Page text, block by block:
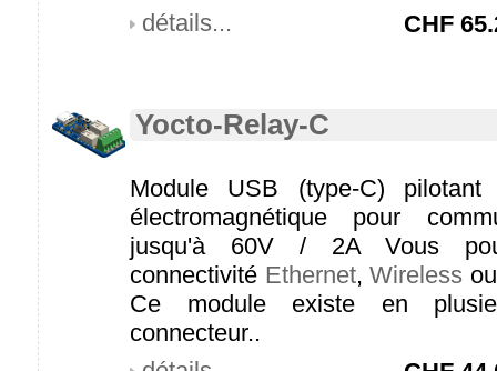
détails...
CHF
Yocto-Relay-C
Module USB (type-C)
électromagnétique pour
jusqu'à 60V / 2A Vous
connectivité Ethernet,Wireless
Ce module existe en
connecteur..